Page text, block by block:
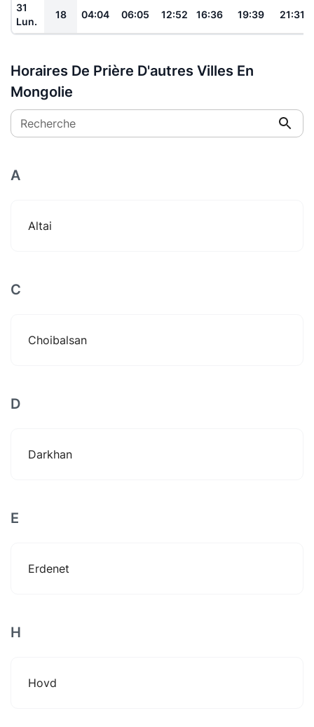
31
Lun.
18 04:04 06:05 12:52 16:36 19:39 21:31
Horaires De Prière D'autres Villes En
Mongolie
Recherche
A
Altai
C
Choibalsan
D
Darkhan
E
Erdenet
H
Hovd